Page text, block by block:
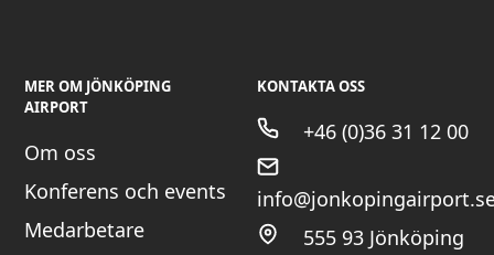
MER OM JÖNKÖPING
AIRPORT
Om oss
Konferens och events
Medarbetare
KONTAKTA OSS
+46 (0)36 31 12 00
555 93 Jönköping